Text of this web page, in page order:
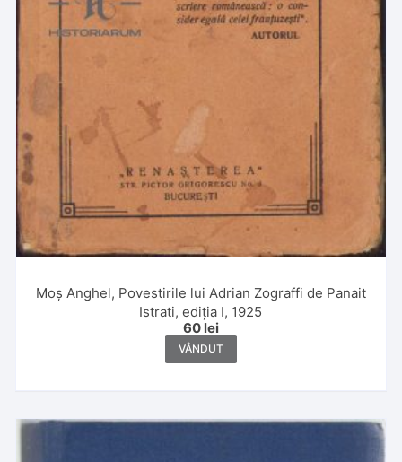
Moș Anghel, Povestirile lui Adrian Zograffi de Panait
Istrati, ediția I, 1925
60 lei
VÂNDUT